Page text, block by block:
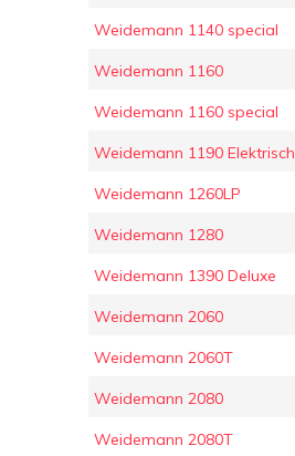
Weidemann 1140 special
Weidemann 1160
Weidemann 1160 special
Weidemann 1190 Elektrisch
Weidemann 1260LP
Weidemann 1280
Weidemann 1390 Deluxe
Weidemann 2060
Weidemann 2060T
Weidemann 2080
Weidemann 2080T